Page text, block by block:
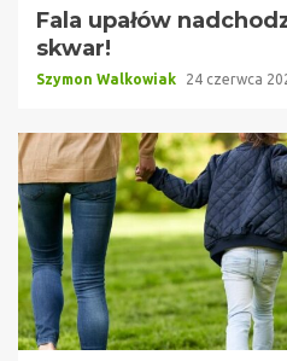
Fala upałów
skwar!
Szymon Walkowiak 24 czerwca